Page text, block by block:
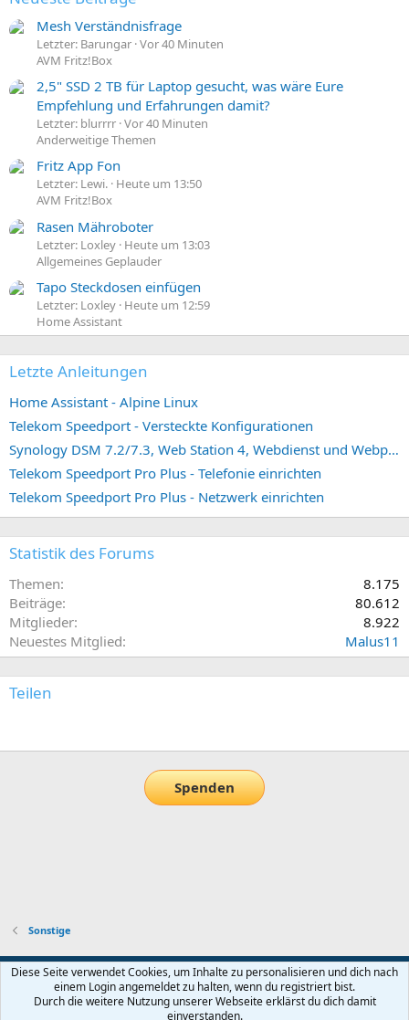
Mesh Verständnisfrage
Letzter: Barungar Vor 40 Minuten
AVM Fritz!Box
2,5" SSD 2 TB für Laptop gesucht, was wäre Eure
Empfehlung und Erfahrungen damit?
Letzter: blurrrr Vor 40 Minuten
Anderweitige Themen
Fritz App Fon
Letzter: Lewi. Heute um 13:50
AVM Fritz!Box
Rasen Mähroboter
Letzter: Loxley Heute um 13:03
Allgemeines Geplauder
Tapo Steckdosen einfügen
Letzter: Loxley Heute um 12:59
Home Assistant
Letzte Anleitungen
Home Assistant - Alpine Linux
Telekom Speedport - Versteckte Konfigurationen
Synology DSM 7.2/7.3, Web Station 4, Webdienst und Webportal erstellen (ehemals vHost)
Telekom Speedport Pro Plus - Telefonie einrichten
Telekom Speedport Pro Plus - Netzwerk einrichten
Statistik des Forums
Themen
8.175
Beiträge
80.612
Mitglieder
8.922
Neuestes Mitglied
Malus11
Teilen
Spenden
Sonstige
Default-Theme
Nutzungsbedingungen
Datenschutz Hilfe und Impressum Start
Diese Seite verwendet Cookies, um Inhalte zu personalisieren und dich nach
einem Login angemeldet zu halten, wenn du registriert bist.
Durch die weitere Nutzung unserer Webseite erklärst du dich damit
einverstanden.